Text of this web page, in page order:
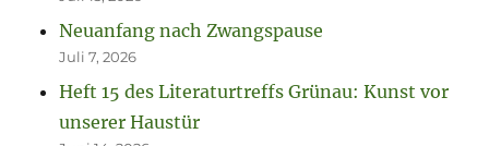
Neuanfang nach Zwangspause
Juli 7, 2026
Heft 15 des Literaturtreffs Grünau: Kunst vor
unserer Haustür